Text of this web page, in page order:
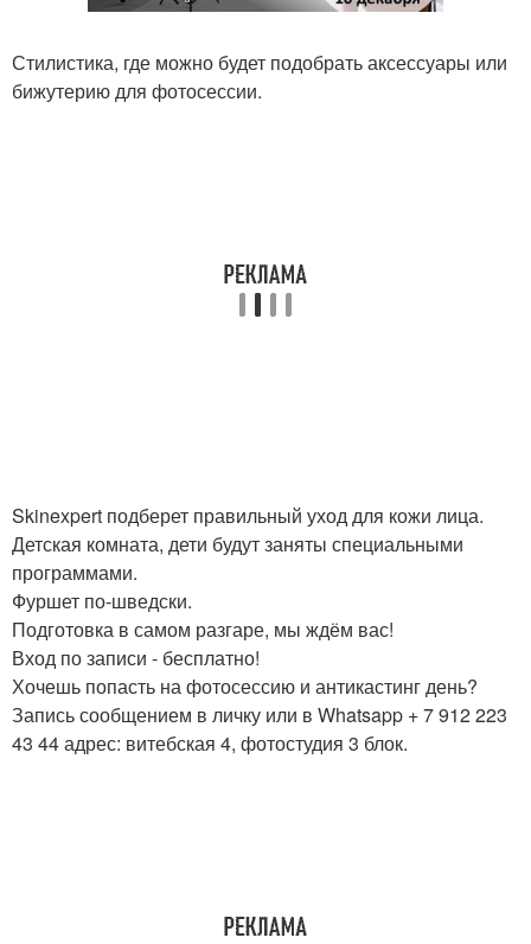
Стилистика, где можно будет подобрать аксессуары или
бижутерию для фотосессии.
Skinexpert подберет правильный уход для кожи лица.
Детская комната, дети будут заняты специальными
программами.
Фуршет по-шведски.
Подготовка в самом разгаре, мы ждём вас!
Вход по записи - бесплатно!
Хочешь попасть на фотосессию и антикастинг день?
Запись сообщением в личку или в Whatsapp + 7 912 223
43 44 адрес: витебская 4, фотостудия 3 блок.